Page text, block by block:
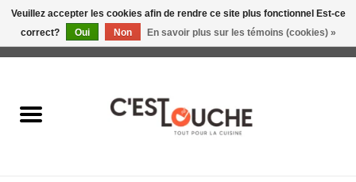
Table & Présentation
Veuillez accepter les cookies afin de rendre ce site plus fonctionnel Est-ce
correct?
Oui Non En savoir plus sur les témoins (cookies) »